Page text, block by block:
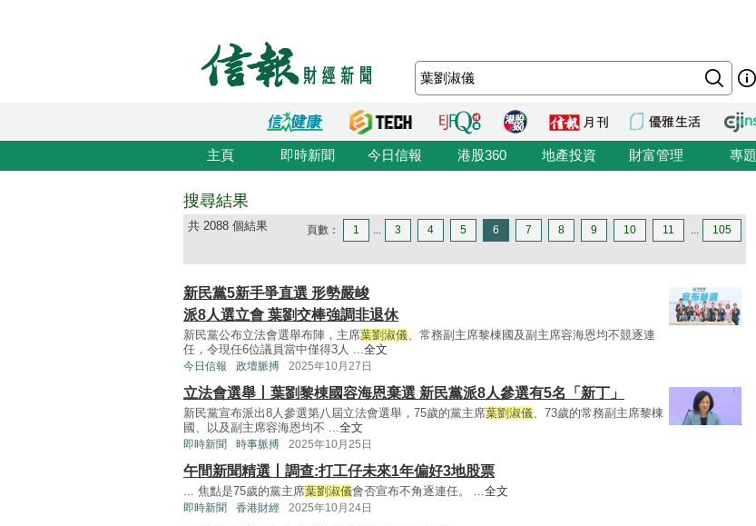
主頁 即時新聞 今日信報 港股360 地產投資 財富管理 專題
搜尋結果
共 2088 個結果 頁數： 1 ... 3 4 5 6 7 8 9 10 11 ... 105
新民黨5新手爭直選 形勢嚴峻
派8人選立會 葉劉交棒強調非退休
新民黨公布立法會選舉布陣，主席葉劉淑儀、常務副主席黎棟國及副主席容海恩均不競逐連
任，令現任6位議員當中僅得3人 ...全文
今日信報 政壇脈搏 2025年10月27日
立法會選舉丨葉劉黎棟國容海恩棄選 新民黨派8人參選有5名「新丁」
新民黨宣布派出8人參選第八屆立法會選舉，75歲的黨主席葉劉淑儀、73歲的常務副主席黎棟
國、以及副主席容海恩均不 ...全文
即時新聞 時事脈搏 2025年10月25日
午間新聞精選丨調查:打工仔未來1年偏好3地股票
... 焦點是75歲的黨主席葉劉淑儀會否宣布不角逐連任。 ...全文
即時新聞 香港財經 2025年10月24日